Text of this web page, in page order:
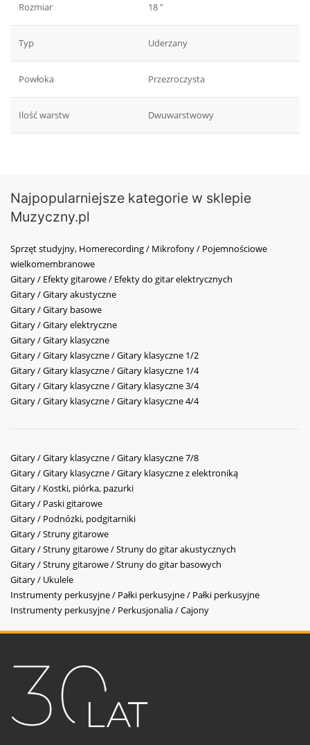
Rozmiar 18 "
Typ Uderzany
Powłoka Przezroczysta
Ilość warstw Dwuwarstwowy
Najpopularniejsze kategorie w sklepie
Muzyczny.pl
Sprzęt studyjny, Homerecording / Mikrofony / Pojemnościowe
wielkomembranowe
Gitary / Efekty gitarowe / Efekty do gitar elektrycznych
Gitary / Gitary akustyczne
Gitary / Gitary basowe
Gitary / Gitary elektryczne
Gitary / Gitary klasyczne
Gitary / Gitary klasyczne / Gitary klasyczne 1/2
Gitary / Gitary klasyczne / Gitary klasyczne 1/4
Gitary / Gitary klasyczne / Gitary klasyczne 3/4
Gitary / Gitary klasyczne / Gitary klasyczne 4/4
Gitary / Gitary klasyczne / Gitary klasyczne 7/8
Gitary / Gitary klasyczne / Gitary klasyczne z elektroniką
Gitary / Kostki, piórka, pazurki
Gitary / Paski gitarowe
Gitary / Podnóżki, podgitarniki
Gitary / Struny gitarowe
Gitary / Struny gitarowe / Struny do gitar akustycznych
Gitary / Struny gitarowe / Struny do gitar basowych
Gitary / Ukulele
Instrumenty perkusyjne / Pałki perkusyjne / Pałki perkusyjne
Instrumenty perkusyjne / Perkusjonalia / Cajony